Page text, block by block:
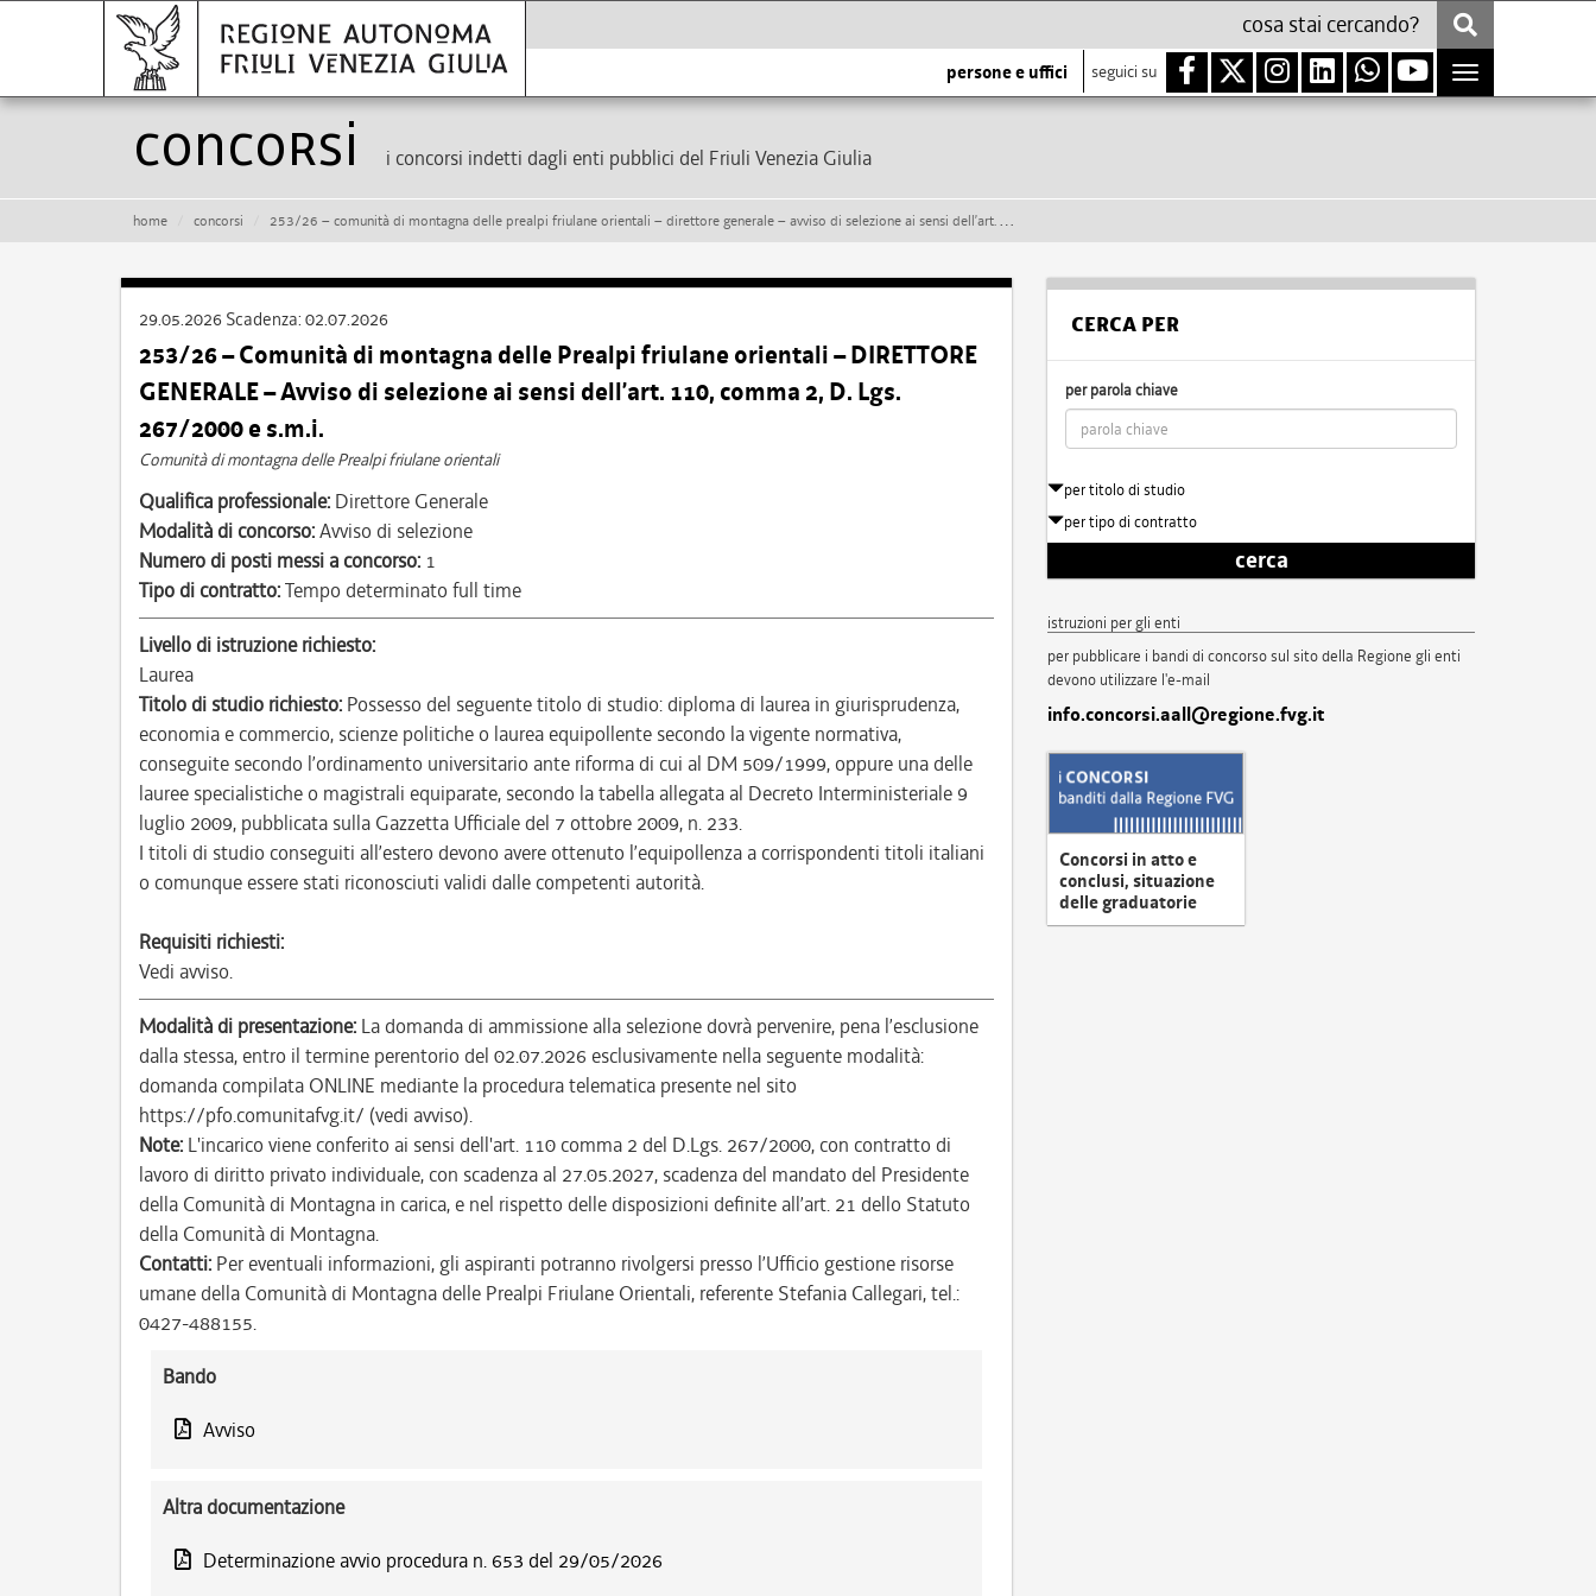
persone e uffici seguici su
Toggle
navigation
Concorsi i concorsi indetti dagli enti pubblici del Friuli Venezia Giulia
home concorsi 253/26 – comunità di montagna delle prealpi friulane orientali – direttore generale – avviso di selezione ai sensi dell’art. 110, comma 2, d. lgs. 267/2000 e s.m.i.
29.05.2026 Scadenza: 02.07.2026
253/26 – Comunità di montagna delle Prealpi friulane orientali – DIRETTORE
GENERALE – Avviso di selezione ai sensi dell’art. 110, comma 2, D. Lgs.
267/2000 e s.m.i.
Comunità di montagna delle Prealpi friulane orientali
Qualifica professionale: Direttore Generale
Modalità di concorso:Avviso di selezione
Numero di posti messi a concorso: 1
Tipo di contratto:Tempo determinato full time
Livello di istruzione richiesto:
Laurea
Titolo di studio richiesto: Possesso del seguente titolo di studio: diploma di laurea in giurisprudenza,
economia e commercio, scienze politiche o laurea equipollente secondo la vigente normativa,
conseguite secondo l’ordinamento universitario ante riforma di cui al DM 509/1999, oppure una delle
lauree specialistiche o magistrali equiparate, secondo la tabella allegata al Decreto Interministeriale 9
luglio 2009, pubblicata sulla Gazzetta Ufficiale del 7 ottobre 2009, n. 233.
I titoli di studio conseguiti all’estero devono avere ottenuto l’equipollenza a corrispondenti titoli italiani
o comunque essere stati riconosciuti validi dalle competenti autorità.
Requisiti richiesti:
Vedi avviso.
Modalità di presentazione: La domanda di ammissione alla selezione dovrà pervenire, pena l’esclusione
dalla stessa, entro il termine perentorio del 02.07.2026 esclusivamente nella seguente modalità:
domanda compilata ONLINE mediante la procedura telematica presente nel sito
https://pfo.comunitafvg.it/ (vedi avviso).
Note: L'incarico viene conferito ai sensi dell'art. 110 comma 2 del D.Lgs. 267/2000, con contratto di
lavoro di diritto privato individuale, con scadenza al 27.05.2027, scadenza del mandato del Presidente
della Comunità di Montagna in carica, e nel rispetto delle disposizioni definite all’art. 21 dello Statuto
della Comunità di Montagna.
Contatti: Per eventuali informazioni, gli aspiranti potranno rivolgersi presso l’Ufficio gestione risorse
umane della Comunità di Montagna delle Prealpi Friulane Orientali, referente Stefania Callegari, tel.:
0427-488155.
Bando
Avviso
Altra documentazione
Determinazione avvio procedura n. 653 del 29/05/2026
CERCA PER
per parola chiave
per titolo di studio
per tipo di contratto
cerca
istruzioni per gli enti
per pubblicare i bandi di concorso sul sito della Regione gli enti
devono utilizzare l'e-mail
info.concorsi.aall@regione.fvg.it
Concorsi in atto e
conclusi, situazione
delle graduatorie